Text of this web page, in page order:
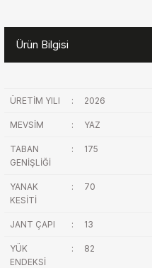
Ürün Bilgisi
ÜRETİM YILI : 2026
MEVSİM : YAZ
TABAN
GENİŞLİĞİ
: 175
YANAK
KESİTİ
: 70
JANT ÇAPI : 13
YÜK
ENDEKSİ
: 82